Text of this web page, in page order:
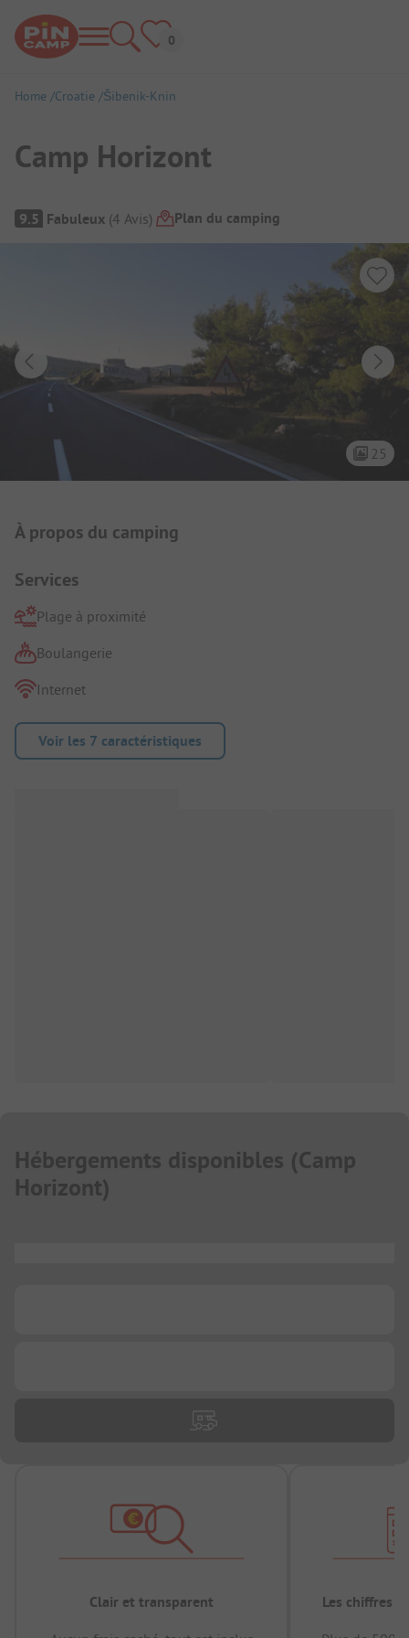
Home Croatie Šibenik-Knin
Camp Horizont
Aperçu du camping
9.5 Fabuleux (4 Avis) Plan du camping
25
Présentation du camping
À propos du camping
Services
Plage à proximité
Boulangerie
Internet
Voir les 7 caractéristiques
Hébergements disponibles (Camp
Horizont)
Clair et transparent Les chiffres